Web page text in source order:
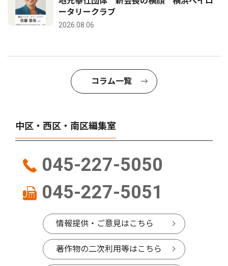
ータリークラブ
2026.08.06
コラム一覧
中区・西区・南区編集室
045-227-5050
045-227-5051
情報提供・ご意見はこちら
著作物の二次利用等はこちら